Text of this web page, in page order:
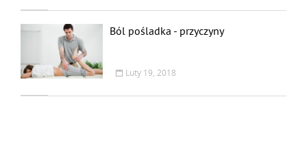
Ból pośladka - przyczyny
Luty 19, 2018